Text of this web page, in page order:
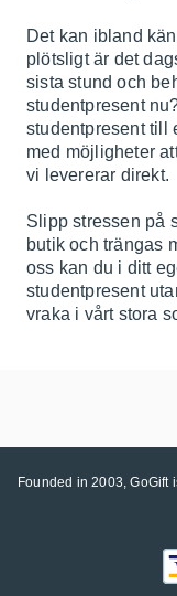
Det kan ibland
plötsligt är det
sista stund och
studentpresent
studentpresent till
med möjligheter
vi levererar direkt.
Slipp stressen på
butik och trängas
oss kan du i ditt
studentpresent
vraka i vårt stora
Founded in 2003, GoGift